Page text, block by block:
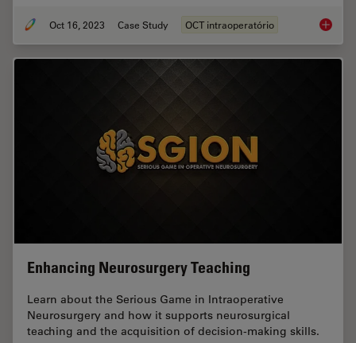
Oct 16, 2023 Case Study OCT intraoperatório
Enhancing Neurosurgery Teaching
Learn about the Serious Game in Intraoperative
Neurosurgery and how it supports neurosurgical
teaching and the acquisition of decision-making skills.